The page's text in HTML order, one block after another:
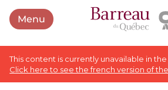
MenuOpen menu
This content is currently unavailable in
Click here to see the french version of